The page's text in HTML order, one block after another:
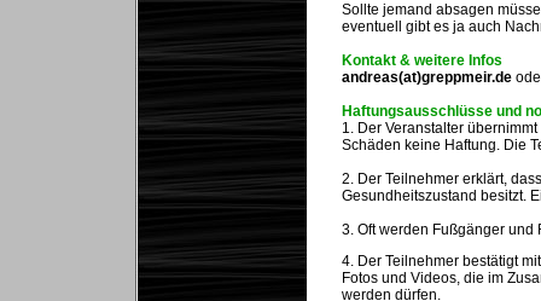
Sollte jemand absagen
eventuell gibt es ja auch
Kontakt & weitere Infos
andreas(at)greppmeir.de
Haftungsausschlüsse und
1. Der Veranstalter
Schäden keine Haftung. Die
2. Der Teilnehmer erklärt,
Gesundheitszustand besitzt.
3. Oft werden Fußgänger
4. Der Teilnehmer bestätigt
Fotos und Videos, die im
werden dürfen.